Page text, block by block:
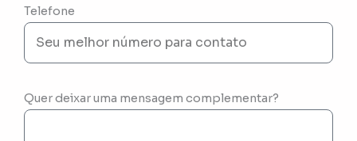
Telefone
Quer deixar uma mensagem complementar?